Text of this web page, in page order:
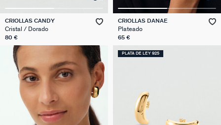
CRIOLLAS CANDY
Cristal / Dorado
80 €
CRIOLLAS DANAE
Plateado
65 €
PLATA DE LEY 925